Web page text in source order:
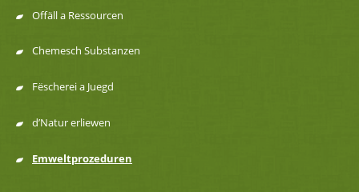
Offäll a Ressourcen
Chemesch Substanzen
Fëscherei a Juegd
d’Natur erliewen
Emweltprozeduren